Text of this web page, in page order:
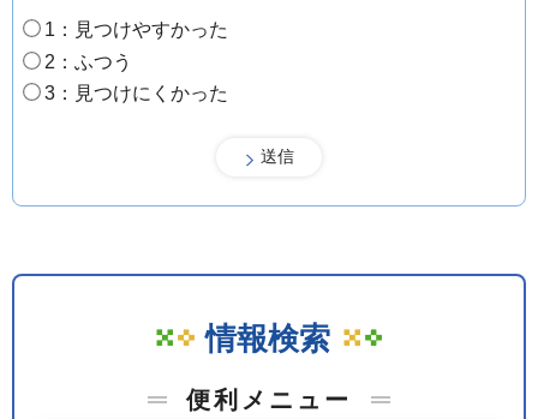
1：見つけやすかった
2：ふつう
3：見つけにくかった
情報検索
便利メニュー